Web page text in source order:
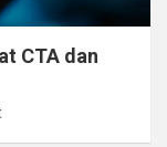
CTA dan